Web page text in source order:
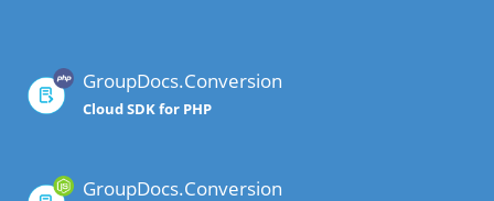
GroupDocs.Conversion
Cloud SDK for PHP
GroupDocs.Conversion